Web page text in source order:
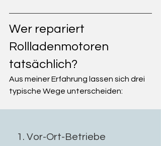
Wer repariert
Rollladenmotoren
tatsächlich?
Aus meiner Erfahrung lassen sich drei
typische Wege unterscheiden:
1. Vor-Ort-Betriebe